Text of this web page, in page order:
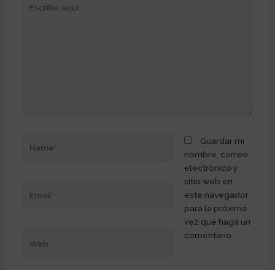
aquí...
Guardar mi
nombre, correo
electrónico y
sitio web en
este navegador
para la próxima
vez que haga un
comentario.